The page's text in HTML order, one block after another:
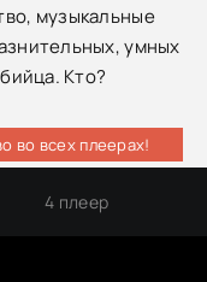
музыкальные
умных
Кто?
во всех плеерах!
4 плеер